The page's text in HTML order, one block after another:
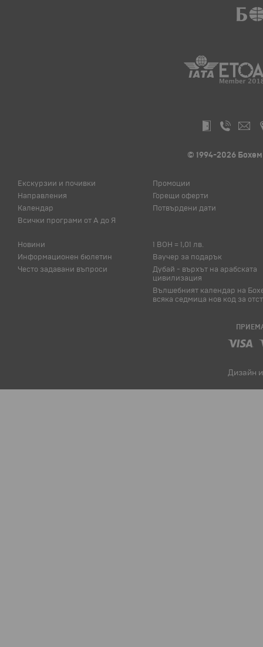
© 1994-2026
Екскурзии и почивки
Направления
Календар
Всички програми от А до Я
Промоции
Горещи оферти
Потвърдени дати
Новини
Информационен бюлетин
Често задавани въпроси
1 BOH = 1,01 лв.
Ваучер за подарък
Дубай - върхът на арабската
цивилизация
Вълшебният календар на
всяка седмица нов код за
Дизайн